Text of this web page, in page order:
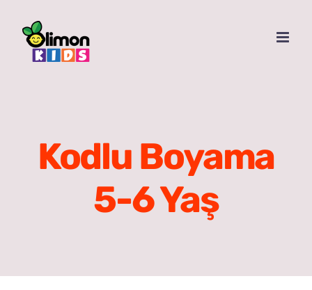
content
Kodlu Boyama
5-6 Yaş